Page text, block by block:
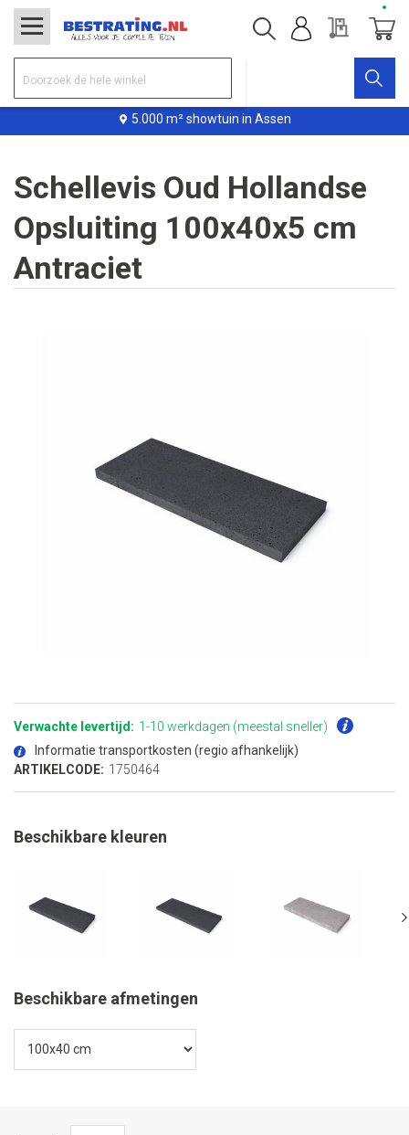
5.000 m² showtuin in Assen
Offerte
Schellevis Oud Hollandse
Opsluiting 100x40x5 cm
Antraciet
naar
begin
de
afbeeldingen-
Verwachte levertijd: 1-10 werkdagen (meestal sneller)
Informatie transportkosten (regio afhankelijk)
ARTIKELCODE: 1750464
Beschikbare kleuren
Beschikbare afmetingen